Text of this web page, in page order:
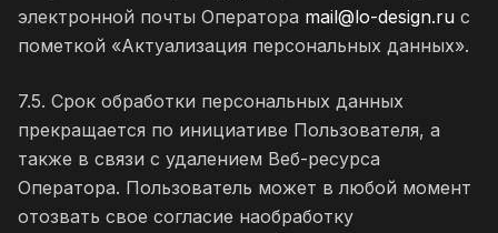
электронной почты Оператора mail@lo-design.ru с
пометкой «Актуализация персональных данных».
7.5. Срок обработки персональных данных
прекращается по инициативе Пользователя, а
также в связи с удалением Веб-ресурса
Оператора. Пользователь может в любой момент
отозвать свое согласие наобработку